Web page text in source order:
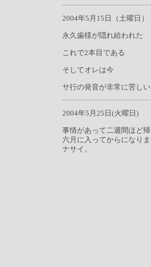
2004年5月15日（土曜日）
永久歯様が隠れ給われた
これで2本目である
そしてオレは今
サ行の発音が非常に苦し
2004年5月25日(火曜日)
事情があって二週間ほど
六月に入ってからになり
ナサイ。